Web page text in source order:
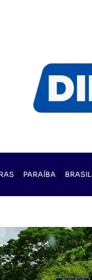
PARAÍBA BRASIL